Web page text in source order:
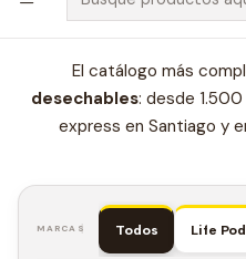
en
El catálogo más
desechables: desde
express en Santiago y
MARCAS Todos Life Pod